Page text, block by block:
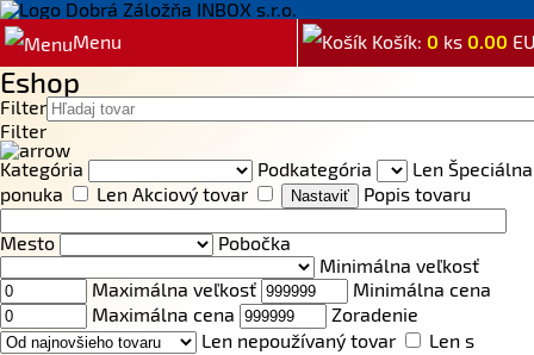
Menu Košík: 0 ks 0.00
Eshop
Filter
Filter
Kategória
Podkategória
Len Špeciálna
ponuka
Len Akciový tovar Popis tovaru
Mesto
Pobočka
Minimálna veľkosť
Maximálna veľkosť
Minimálna cena
Maximálna cena
Zoradenie
Len nepoužívaný tovar
Len s